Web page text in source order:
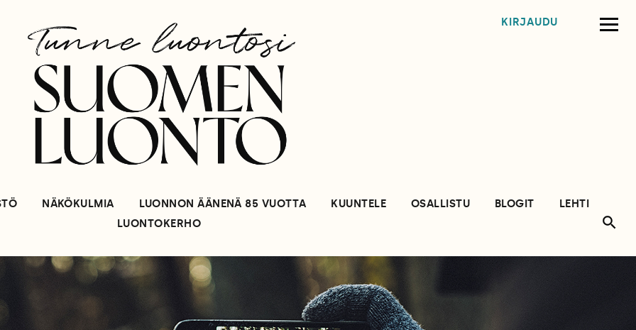
KIRJAUDU
NÄKÖKULMIA LUONNON ÄÄNENÄ 85 VUOTTA KUUNTELE OSALLISTU BLOGIT
LEHTI
LUONTOKERHO